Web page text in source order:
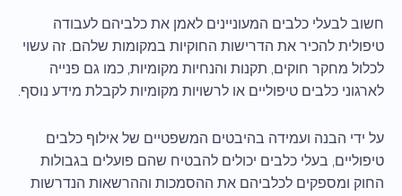
חשוב לבעלי כלבים המעוניינים לאמן את כלביהם לעבודה
טיפולית להכיר את הדרישות החוקיות במקומות שלהם. זה עשוי
לכלול מחקר חוקים, תקנות והנחיות מקומיות, כמו גם פנייה
לארגוני כלבים טיפוליים או לרשויות מקומיות לקבלת מידע נוסף.
על ידי הבנה ועמידה בהיבטים המשפטיים של אילוף כלבים
טיפוליים, בעלי כלבים יכולים להבטיח שהם פועלים בגבולות
החוק ומספקים לכלביהם את ההסמכות וההרשאות הנדרשות